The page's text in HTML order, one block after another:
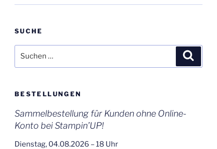
SUCHE
nach:
BESTELLUNGEN
Sammelbestellung für Kunden ohne Online-
Konto bei Stampin’UP!
Dienstag, 04.08.2026 – 18 Uhr